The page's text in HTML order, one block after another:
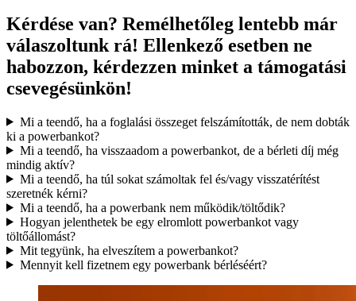
Kérdése van? Remélhetőleg lentebb már
válaszoltunk rá! Ellenkező esetben ne
habozzon, kérdezzen minket a támogatási
csevegésünkön!
Mi a teendő, ha a foglalási összeget felszámították, de nem dobták
ki a powerbankot?
Mi a teendő, ha visszaadom a powerbankot, de a bérleti díj még
mindig aktív?
Mi a teendő, ha túl sokat számoltak fel és/vagy visszatérítést
szeretnék kérni?
Mi a teendő, ha a powerbank nem működik/töltődik?
Hogyan jelenthetek be egy elromlott powerbankot vagy
töltőállomást?
Mit tegyünk, ha elveszítem a powerbankot?
Mennyit kell fizetnem egy powerbank bérléséért?